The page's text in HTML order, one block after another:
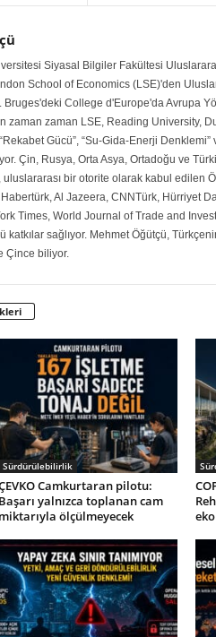
Siyasal Bilgiler Fakültesi
School of Economics (LSE)'den
Bruges'deki College d'Europe'da Avrupa
zaman zaman LSE, Reading University,
Gücü”, “Su-Gida-Enerji Denklemi”
Çin, Rusya, Orta Asya, Ortadoğu ve
uluslararası bir otorite olarak kabul edilen
Al Jazeera, CNNTürk, Hürriyet
Times, World Journal of Trade and
katkılar sağlıyor. Mehmet Öğütçü,
Çince biliyor.
Sürdürülebilirlik
Camkurtaran pilotu:
Başarı yalnızca toplanan cam
miktarıyla ölçülmeyecek